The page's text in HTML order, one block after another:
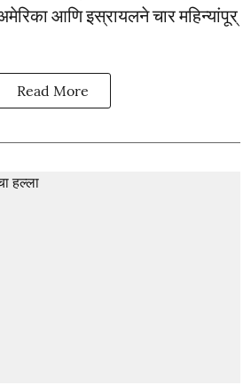
आणि इस्रायलने चार महिन्यांपूर्
Read More